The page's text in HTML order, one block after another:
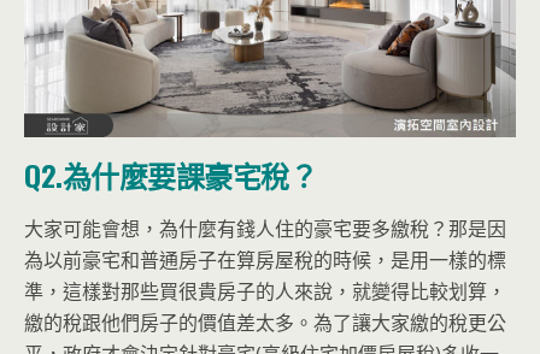
Q2.為什麼要課豪宅稅？
大家可能會想，為什麼有錢人住的豪宅要多繳稅？那是因
為以前豪宅和普通房子在算房屋稅的時候，是用一樣的標
準，這樣對那些買很貴房子的人來說，就變得比較划算，
繳的稅跟他們房子的價值差太多。為了讓大家繳的稅更公